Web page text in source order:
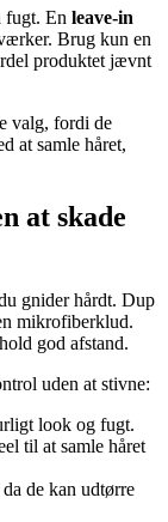
fugt. En leave-in
Brug kun en
produktet jævnt
valg, fordi de
at samle håret,
at skade
gnider hårdt. Dup
mikrofiberklud.
god afstand.
uden at stivne:
look og fugt.
til at samle håret
de kan udtørre